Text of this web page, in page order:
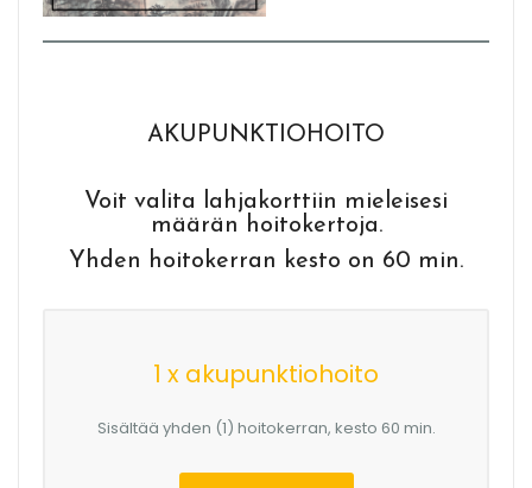
AKUPUNKTIOHOITO
Voit valita lahjakorttiin mieleisesi
määrän hoitokertoja.
Yhden hoitokerran kesto on 60 min.
1 x akupunktiohoito
Sisältää yhden (1) hoitokerran, kesto 60 min.